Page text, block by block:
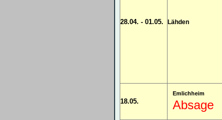
28.04. - 01.05. Lähden
18.05.
Emlichheim
Absage